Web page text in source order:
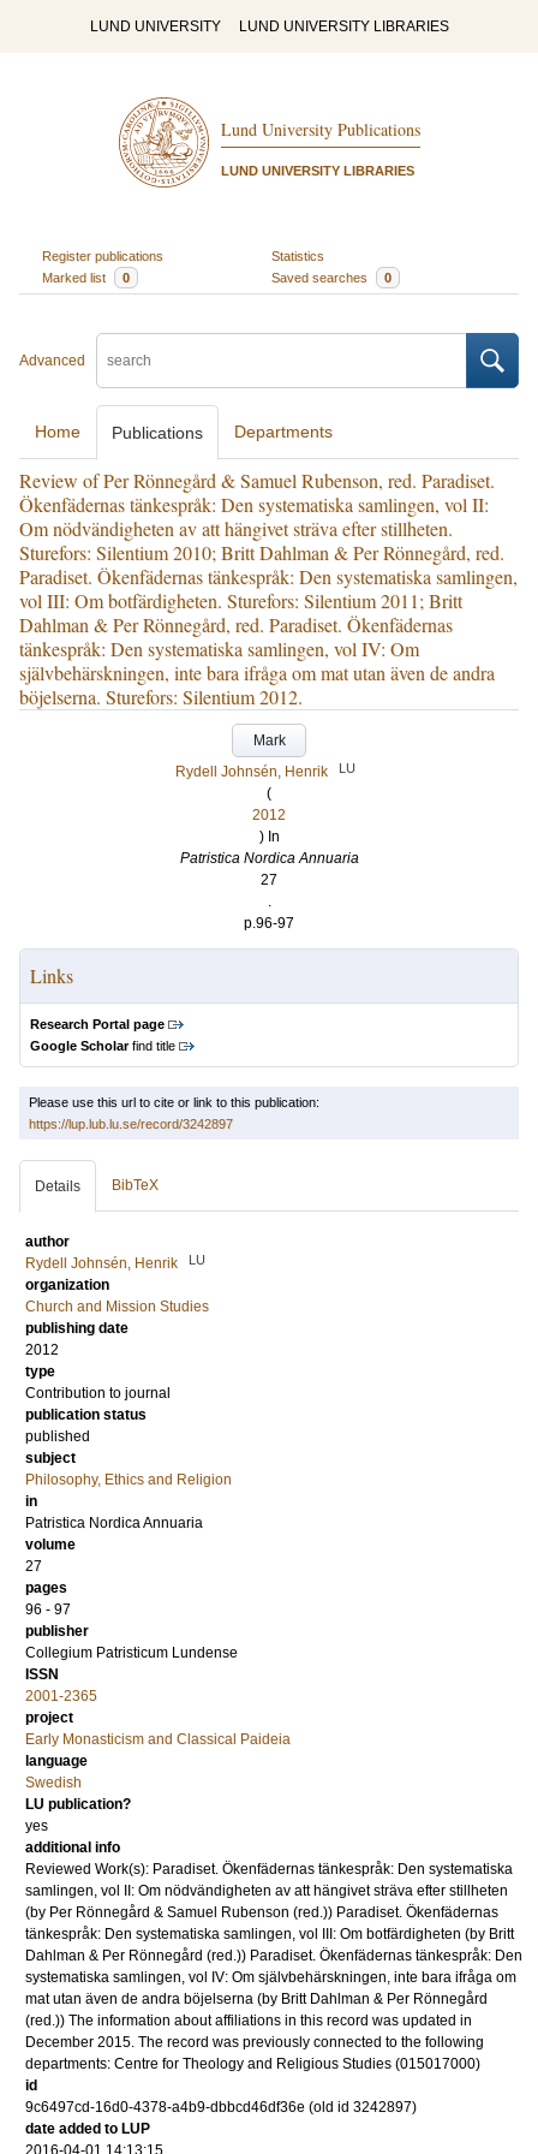
LUND UNIVERSITY LUND UNIVERSITY LIBRARIES
Lund University Publications
LUND UNIVERSITY LIBRARIES
Register publications
Statistics
Marked list
0 Saved searches 0
Advanced
Home Publications Departments
Review of Per Rönnegård & Samuel Rubenson, red. Paradiset.
Ökenfädernas tänkespråk: Den systematiska samlingen, vol II:
Om nödvändigheten av att hängivet sträva efter stillheten.
Sturefors: Silentium 2010; Britt Dahlman & Per Rönnegård, red.
Paradiset. Ökenfädernas tänkespråk: Den systematiska samlingen,
vol III: Om botfärdigheten. Sturefors: Silentium 2011; Britt
Dahlman & Per Rönnegård, red. Paradiset. Ökenfädernas
tänkespråk: Den systematiska samlingen, vol IV: Om
självbehärskningen, inte bara ifråga om mat utan även de andra
böjelserna. Sturefors: Silentium 2012.
Mark
Rydell Johnsén, Henrik
LU
(
2012
) In
Patristica Nordica Annuaria
27
.
p.96-97
Links
Research Portal page
Google Scholarfind title
Please use this url to cite or link to this publication:
https://lup.lub.lu.se/record/3242897
Details BibTeX
author
Rydell Johnsén, Henrik
LU
organization
Church and Mission Studies
publishing date
2012
type
Contribution to journal
publication status
published
subject
Philosophy, Ethics and Religion
in
Patristica Nordica Annuaria
volume
27
pages
96 - 97
publisher
Collegium Patristicum Lundense
ISSN
2001-2365
project
Early Monasticism and Classical Paideia
language
Swedish
LU publication?
yes
additional info
Reviewed Work(s): Paradiset. Ökenfädernas tänkespråk: Den systematiska
samlingen, vol II: Om nödvändigheten av att hängivet sträva efter stillheten
(by Per Rönnegård & Samuel Rubenson (red.)) Paradiset. Ökenfädernas
tänkespråk: Den systematiska samlingen, vol III: Om botfärdigheten (by Britt
Dahlman & Per Rönnegård (red.)) Paradiset. Ökenfädernas tänkespråk: Den
systematiska samlingen, vol IV: Om självbehärskningen, inte bara ifråga om
mat utan även de andra böjelserna (by Britt Dahlman & Per Rönnegård
(red.)) The information about affiliations in this record was updated in
December 2015. The record was previously connected to the following
departments: Centre for Theology and Religious Studies (015017000)
id
9c6497cd-16d0-4378-a4b9-dbbcd46df36e (old id 3242897)
date added to LUP
2016-04-01 14:13:15